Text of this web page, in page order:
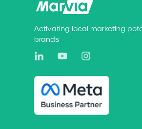
Activating local marketing
brands